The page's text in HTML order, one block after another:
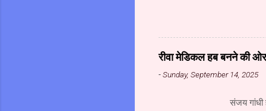
संस्थान
गोविंद
संचालक
सूचना
मध्यप्रदेश
रीवा मेडिकल हब बनने की
-Sunday, September 14, 2025
संजय गांधी